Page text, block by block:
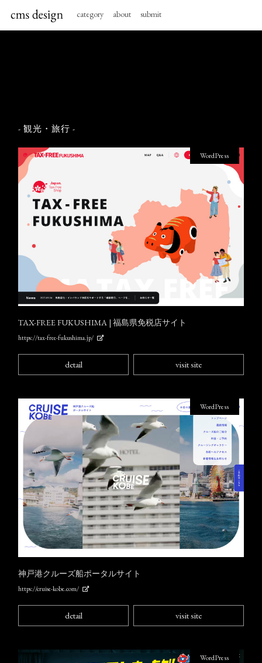
category about submit
- 観光・旅行 -
TAX-FREE FUKUSHIMA | 福島県免税店サイト
https://tax-free-fukushima.jp/
WordPress
detail visit site
神戸港クルーズ船ポータルサイト
https://cruise-kobe.com/
WordPress
detail visit site
WordPress